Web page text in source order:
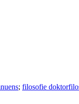
; filosofie doktor